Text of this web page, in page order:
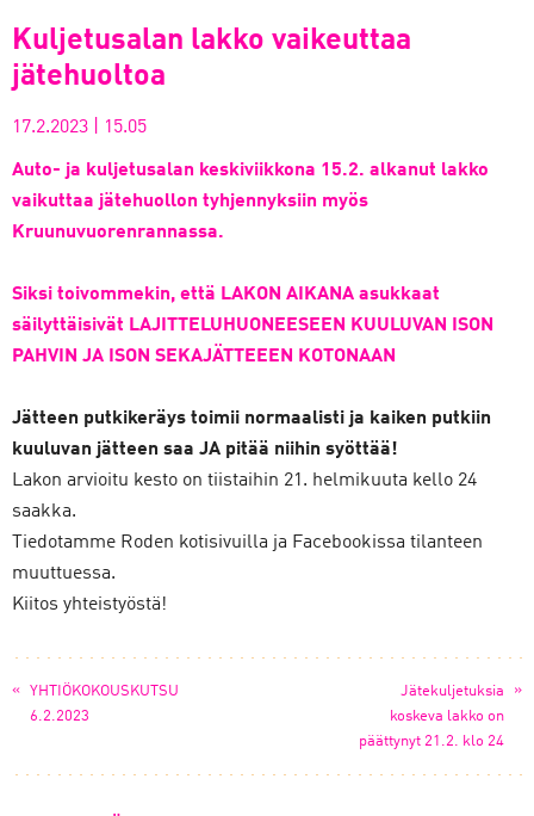
Kuljetusalan lakko vaikeuttaa
jätehuoltoa
17.2.2023 15.05
Auto- ja kuljetusalan keskiviikkona 15.2. alkanut lakko
vaikuttaa jätehuollon tyhjennyksiin myös
Kruunuvuorenrannassa.
Siksi toivommekin, että LAKON AIKANA asukkaat
säilyttäisivät LAJITTELUHUONEESEEN KUULUVAN ISON
PAHVIN JA ISON SEKAJÄTTEEEN KOTONAAN
Jätteen putkikeräys toimii normaalisti ja kaiken putkiin
kuuluvan jätteen saa JA pitää niihin syöttää!
Lakon arvioitu kesto on tiistaihin 21. helmikuuta kello 24
saakka.
Tiedotamme Roden kotisivuilla ja Facebookissa tilanteen
muuttuessa.
Kiitos yhteistyöstä!
«
YHTIÖKOKOUSKUTSU
6.2.2023
Jätekuljetuksia
koskeva lakko on
päättynyt 21.2. klo 24
»